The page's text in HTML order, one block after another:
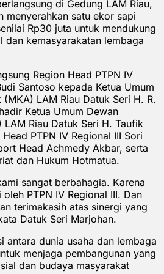
di Gedung LAM Riau,
menyerahkan satu ekor sapi
Rp30 juta untuk mendukung
dan kemasyarakatan lembaga
Region Head PTPN IV
Santoso kepada Ketua Umum
LAM Riau Datuk Seri H. R.
Ketua Umum Dewan
LAM Riau Datuk Seri H. Taufik
PTPN IV Regional III Sori
Head Achmedy Akbar, serta
dan Hukum Hotmatua.
sangat berbahagia. Karena
PTPN IV Regional III. Dan
terimakasih atas sinergi yang
Datuk Seri Marjohan.
antara dunia usaha dan lembaga
menjaga pembangunan yang
dan budaya masyarakat